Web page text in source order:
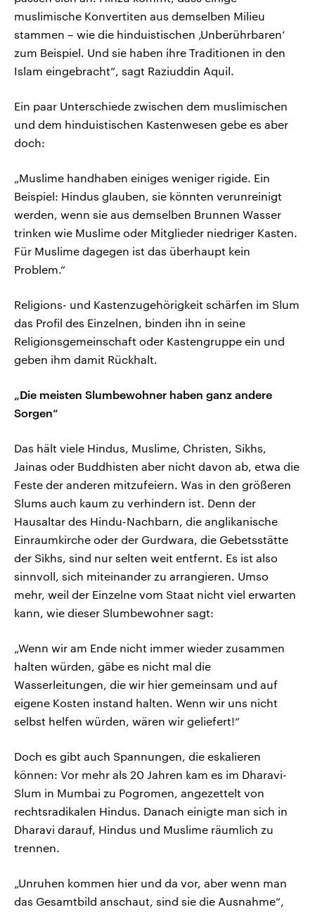
muslimische Konvertiten aus demselben Milieu
stammen – wie die hinduistischen ‚Unberührbaren‘
zum Beispiel. Und sie haben ihre Traditionen in den
Islam eingebracht“, sagt Raziuddin Aquil.
Ein paar Unterschiede zwischen dem muslimischen
und dem hinduistischen Kastenwesen gebe es aber
doch:
„Muslime handhaben einiges weniger rigide. Ein
Beispiel: Hindus glauben, sie könnten verunreinigt
werden, wenn sie aus demselben Brunnen Wasser
trinken wie Muslime oder Mitglieder niedriger Kasten.
Für Muslime dagegen ist das überhaupt kein
Problem.“
Religions- und Kastenzugehörigkeit schärfen im Slum
das Profil des Einzelnen, binden ihn in seine
Religionsgemeinschaft oder Kastengruppe ein und
geben ihm damit Rückhalt.
„Die meisten Slumbewohner haben ganz andere
Sorgen“
Das hält viele Hindus, Muslime, Christen, Sikhs,
Jainas oder Buddhisten aber nicht davon ab, etwa die
Feste der anderen mitzufeiern. Was in den größeren
Slums auch kaum zu verhindern ist. Denn der
Hausaltar des Hindu-Nachbarn, die anglikanische
Einraumkirche oder der Gurdwara, die Gebetsstätte
der Sikhs, sind nur selten weit entfernt. Es ist also
sinnvoll, sich miteinander zu arrangieren. Umso
mehr, weil der Einzelne vom Staat nicht viel erwarten
kann, wie dieser Slumbewohner sagt:
„Wenn wir am Ende nicht immer wieder zusammen
halten würden, gäbe es nicht mal die
Wasserleitungen, die wir hier gemeinsam und auf
eigene Kosten instand halten. Wenn wir uns nicht
selbst helfen würden, wären wir geliefert!“
Doch es gibt auch Spannungen, die eskalieren
können: Vor mehr als 20 Jahren kam es im Dharavi-
Slum in Mumbai zu Pogromen, angezettelt von
rechtsradikalen Hindus. Danach einigte man sich in
Dharavi darauf, Hindus und Muslime räumlich zu
trennen.
„Unruhen kommen hier und da vor, aber wenn man
das Gesamtbild anschaut, sind sie die Ausnahme“,